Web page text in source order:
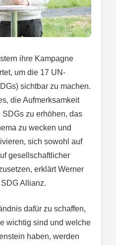
ihre Kampagne
um die 17 UN-
sichtbar zu machen.
die Aufmerksamkeit
zu erhöhen, das
zu wecken und
sich sowohl auf
gesellschaftlicher
erklärt Werner
Allianz.
dafür zu schaffen,
wichtig sind und welche
haben, werden